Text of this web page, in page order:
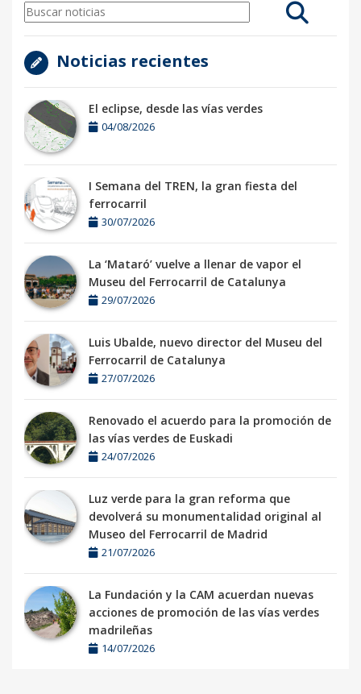
Noticias recientes
El eclipse, desde las vías verdes
04/08/2026
I Semana del TREN, la gran fiesta del
ferrocarril
30/07/2026
La ‘Mataró’ vuelve a llenar de vapor el
Museu del Ferrocarril de Catalunya
29/07/2026
Luis Ubalde, nuevo director del Museu del
Ferrocarril de Catalunya
27/07/2026
Renovado el acuerdo para la promoción de
las vías verdes de Euskadi
24/07/2026
Luz verde para la gran reforma que
devolverá su monumentalidad original al
Museo del Ferrocarril de Madrid
21/07/2026
La Fundación y la CAM acuerdan nuevas
acciones de promoción de las vías verdes
madrileñas
14/07/2026